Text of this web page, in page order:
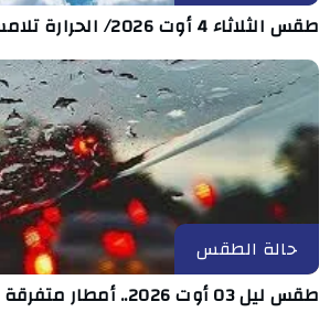
طقس الثلاثاء 4 أوت 2026/ الحرارة تلامس 47
حالة الطقس
طقس ليل 03 أوت 2026.. أمطار متفرقة ورياح بالسواحل